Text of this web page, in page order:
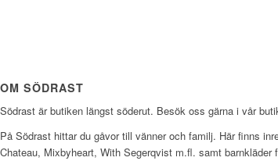
OM SÖDRAST
Södrast är butiken längst söderut. Besök oss gärna i vår
På Södrast hittar du gåvor till vänner och familj. Här finns
Chateau, Mixbyheart, With Segerqvist m.fl. samt barnkläder